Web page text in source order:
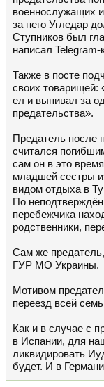
военнослужащих
за него Угледар
Ступников был
написал
Также в посте
своих товарищей:
ел и выпивал за
предательства».
Предатель после
считался
сам он в это
младшей сестры
видом отдыха в
По
перебежчика
родственники,
Сам же
ГУР МО Украины.
Мотивом
переезд всей
Как и в случае с
в Испании, для
ликвидировать
будет. И в